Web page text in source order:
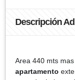
Descripción
Area 440 mts
apartamento